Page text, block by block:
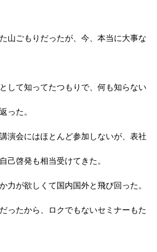
山ごもりだったが、今、本当に大事な
して知ってたつもりで、何も知らない
った。
演会にはほとんど参加しないが、表社
己啓発も相当受けてきた。
力が欲しくて国内国外と飛び回った。
ったから、ロクでもないセミナーもた